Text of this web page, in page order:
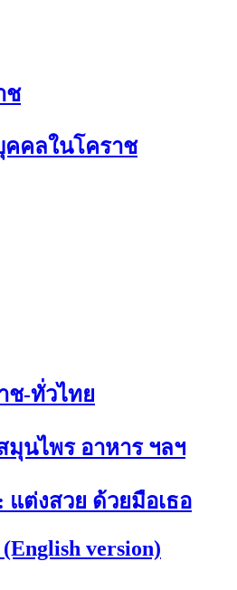
ช
คลในโคราช
ช-ทั่วไทย
มุนไพร อาหาร ฯลฯ
แต่งสวย ด้วยมือเธอ
version)